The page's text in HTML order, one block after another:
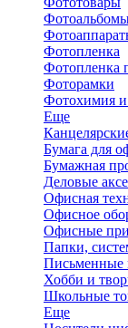
Фотопленка
Фотопленка
Фоторамки
Фотохимия и
Еще
Бумага для
Бумажная
Деловые
Офисная
Офисное
Офисные
Папки,
Письменные
Хобби и
Школьные
Еще